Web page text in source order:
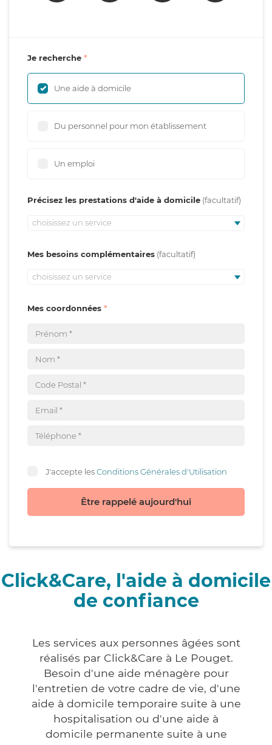
Je recherche
Une aide à domicile
Du personnel pour mon établissement
Un emploi
Précisez les prestations d'aide à domicile
choisissez un service
Mes besoins complémentaires
choisissez un service
Mes coordonnées
J'accepte lesConditions Générales d'Utilisation
Être rappelé aujourd'hui
Click&Care, l'aide à domicile
de confiance
Les services aux personnes âgées sont
réalisés par Click&Care à Le Pouget.
Besoin d'une aide ménagère pour
l'entretien de votre cadre de vie, d'une
aide à domicile temporaire suite à une
hospitalisation ou d'une aide à
domicile permanente suite à une